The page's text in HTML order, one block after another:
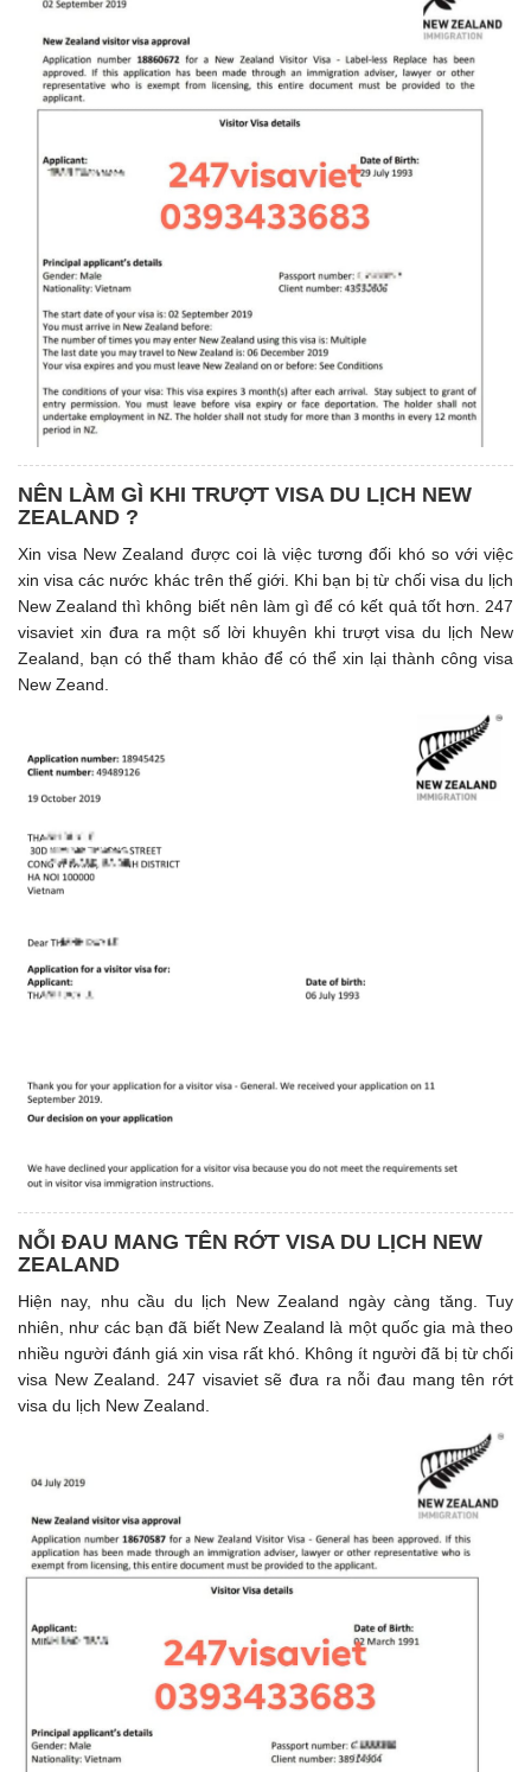
NÊN LÀM GÌ KHI TRƯỢT VISA DU LỊCH NEW
ZEALAND ?
Xin visa New Zealand được coi là việc tương đối khó so với việc
xin visa các nước khác trên thế giới. Khi bạn bị từ chối visa du lịch
New Zealand thì không biết nên làm gì để có kết quả tốt hơn. 247
visaviet xin đưa ra một số lời khuyên khi trượt visa du lịch New
Zealand, bạn có thể tham khảo để có thể xin lại thành công visa
New Zeand.
NỖI ĐAU MANG TÊN RỚT VISA DU LỊCH NEW
ZEALAND
Hiện nay, nhu cầu du lịch New Zealand ngày càng tăng. Tuy
nhiên, như các bạn đã biết New Zealand là một quốc gia mà theo
nhiều người đánh giá xin visa rất khó. Không ít người đã bị từ chối
visa New Zealand. 247 visaviet sẽ đưa ra nỗi đau mang tên rớt
visa du lịch New Zealand.